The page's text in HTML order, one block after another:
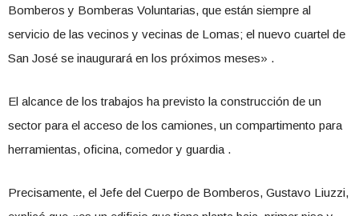
Bomberos y Bomberas Voluntarias, que están siempre al
servicio de las vecinos y vecinas de Lomas; el nuevo cuartel de
San José se inaugurará en los próximos meses» .
El alcance de los trabajos ha previsto la construcción de un
sector para el acceso de los camiones, un compartimento para
herramientas, oficina, comedor y guardia .
Precisamente, el Jefe del Cuerpo de Bomberos, Gustavo Liuzzi,